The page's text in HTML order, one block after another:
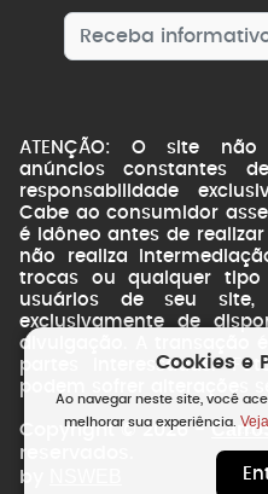
ATENÇÃO: O site
anúncios constantes
responsabilidade
Cabe ao consumidor
é idôneo antes de
não realiza
trocas ou qualquer
usuários de seu site,
exclusivamente de
divulgação. A transação
partes interessadas.
podem sofrer alterações
Copyright © 2026 -
reservados.
by
Cookies e
Ao navegar neste site, você
melhorar sua experiência.